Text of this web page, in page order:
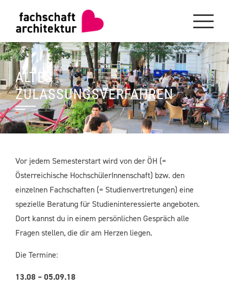
content
ALTES
ZULASSUNGSVERFAHREN
Vor jedem Semesterstart wird von der ÖH (=
Österreichische HochschülerInnenschaft) bzw. den
einzelnen Fachschaften (= Studienvertretungen) eine
spezielle Beratung für Studieninteressierte angeboten.
Dort kannst du in einem persönlichen Gespräch alle
Fragen stellen, die dir am Herzen liegen.
Die Termine:
13.08 – 05.09.18